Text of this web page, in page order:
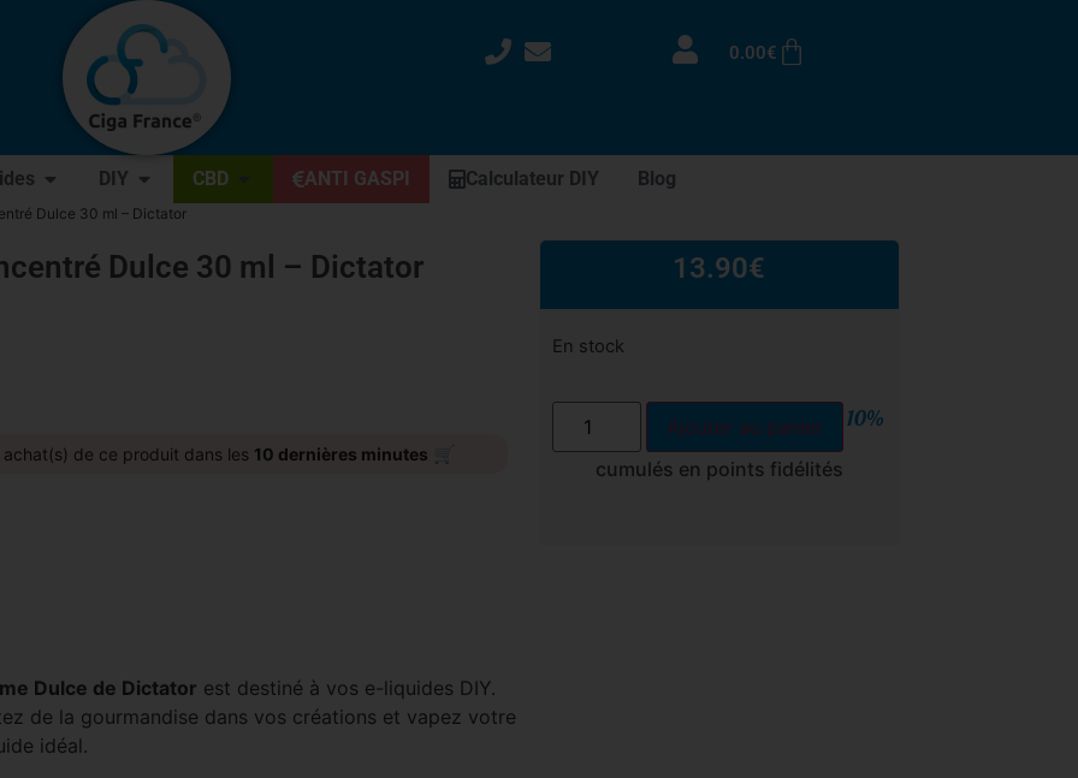
0.00€
DIY CBD ANTI GASPI Calculateur DIY Blog
Dulce 30 ml – Dictator
Dulce 30 ml – Dictator
achat(s) de ce produit dans les 10 dernières minutes 🛒
Dulce de Dictator est destiné à vos e-liquides DIY.
de la gourmandise dans vos créations et vapez votre
idéal.
13.90€
En stock
Ajouter au panier 10%
cumulés en points fidélités